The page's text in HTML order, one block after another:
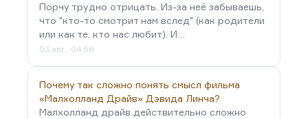
Порчу трудно отрицать. Из-за неё забываешь,
что "кто-то смотрит нам вслед" (как родители
или как те, кто нас любит). И…
03 авг., 04:58
Почему так сложно понять смысл фильма
«Малхолланд Драйв» Дэвида Линча?
Малхолланд драйв действительно сложно